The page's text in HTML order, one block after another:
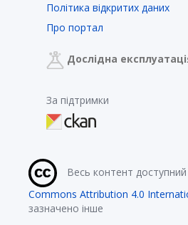
Політика відкритих даних
Про портал
Дослідна
За підтримки
Весь контент доступний
Commons Attribution 4.0
зазначено інше